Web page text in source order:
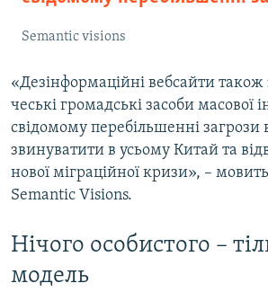
Semantic visions
«Дезінформаційні вебсайти
чеські громадські засоби масової
свідомому перебільшенні загрози
звинуватити в усьому Китай та
нової міграційної кризи», –
Semantic Visions.
Нічого особистого –
модель